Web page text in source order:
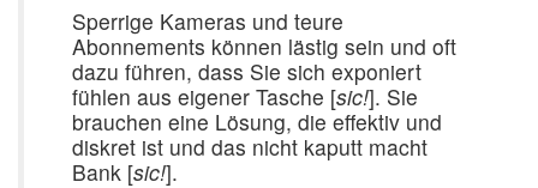
Sperrige Kameras und teure
Abonnements können lästig sein und oft
dazu führen, dass Sie sich exponiert
fühlen aus eigener Tasche [sic!]. Sie
brauchen eine Lösung, die effektiv und
diskret ist und das nicht kaputt macht
Bank [sic!].